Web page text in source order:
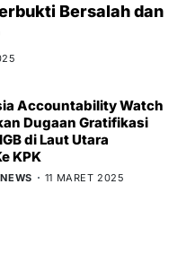
Bersalah dan
Accountability Watch
Dugaan Gratifikasi
di Laut Utara
KPK
11 MARET 2025